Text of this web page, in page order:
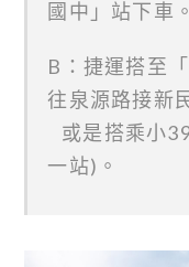
國中」站下車。
B：捷運搭至
往泉源路接新
或是搭乘小
一站)。